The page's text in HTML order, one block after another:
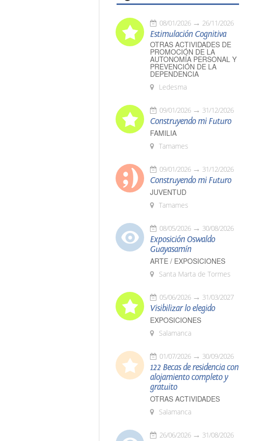
08/01/2026 26/11/2026
Estimulación Cognitiva
OTRAS ACTIVIDADES DE
PROMOCIÓN DE LA
AUTONOMÍA PERSONAL Y
PREVENCIÓN DE LA
DEPENDENCIA
Ledesma
09/01/2026 31/12/2026
Construyendo mi Futuro
FAMILIA
Tamames
09/01/2026 31/12/2026
Construyendo mi Futuro
JUVENTUD
Tamames
08/05/2026 30/08/2026
Exposición Oswaldo
Guayasamín
ARTE / EXPOSICIONES
Santa Marta de Tormes
05/06/2026 31/03/2027
Visibilizar lo elegido
EXPOSICIONES
Salamanca
01/07/2026 30/09/2026
122 Becas de residencia con
alojamiento completo y
gratuito
OTRAS ACTIVIDADES
Salamanca
26/06/2026 31/08/2026